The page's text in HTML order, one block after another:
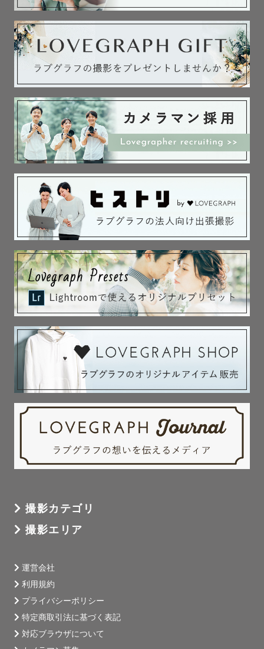
撮影カテゴリ
撮影エリア
運営会社
利用規約
プライバシーポリシー
特定商取引法に基づく表記
対応ブラウザについて